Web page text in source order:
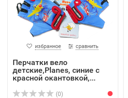
избранное сравнить
Перчатки вело
детские,Planes, синие с
красной окантовкой,...
(0)